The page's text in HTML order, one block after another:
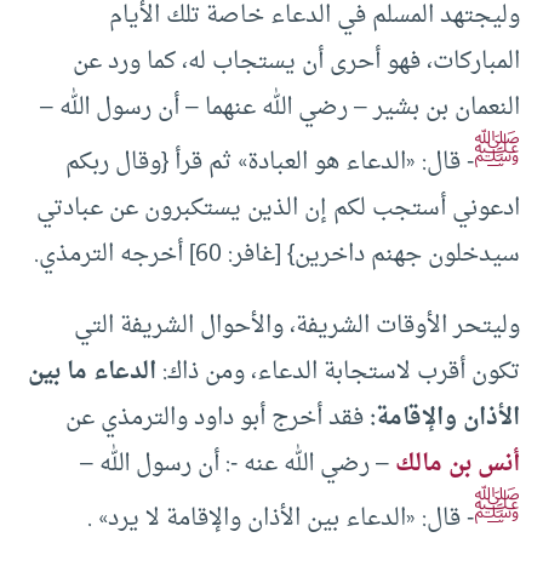
وليجتهد المسلم في الدعاء خاصة تلك الأيام
المباركات، فهو أحرى أن يستجاب له، كما ورد عن
النعمان بن بشير – رضي الله عنهما – أن رسول الله –
ﷺ- قال: «الدعاء هو العبادة» ثم قرأ {وقال ربكم
ادعوني أستجب لكم إن الذين يستكبرون عن عبادتي
سيدخلون جهنم داخرين} [غافر: 60] أخرجه الترمذي.
وليتحر الأوقات الشريفة، والأحوال الشريفة التي
تكون أقرب لاستجابة الدعاء، ومن ذاك:الدعاء ما بين
الأذان والإقامة:فقد أخرج أبو داود والترمذي عن
أنس بن مالك– رضي الله عنه -: أن رسول الله –
ﷺ- قال: «الدعاء بين الأذان والإقامة لا يرد» .